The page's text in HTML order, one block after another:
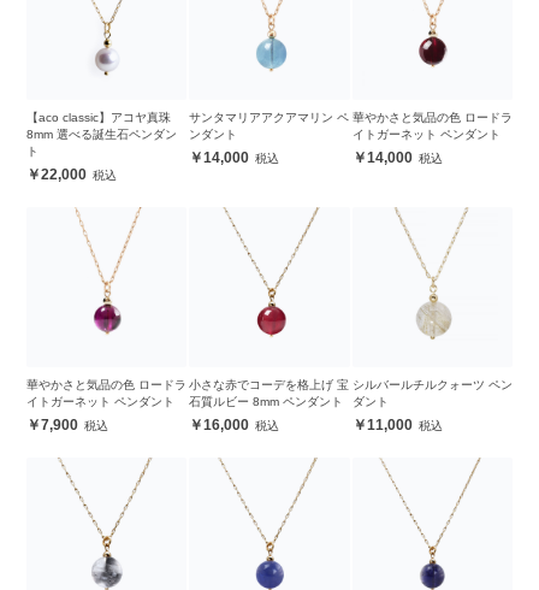
【aco classic】アコヤ真珠
8mm 選べる誕生石ペンダン
ト
22,000
サンタマリアアクアマリン ペ
ンダント
14,000
華やかさと気品の色 ロードラ
イトガーネット ペンダント
14,000
華やかさと気品の色 ロードラ
イトガーネット ペンダント
7,900
小さな赤でコーデを格上げ 宝
石質ルビー 8mm ペンダント
16,000
シルバールチルクォーツ ペン
ダント
11,000